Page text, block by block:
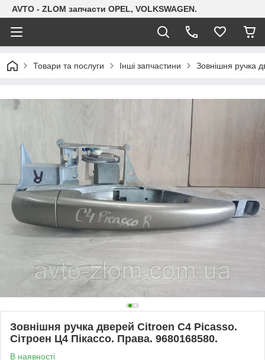
AVTO - ZLOM запчасти OPEL, VOLKSWAGEN.
Товари та послуги Інші запчастини Зовнішня ручка
Зовнішня ручка дверей Citroen C4 Picasso.
Сітроен Ц4 Пікассо. Права. 9680168580.
В наявності